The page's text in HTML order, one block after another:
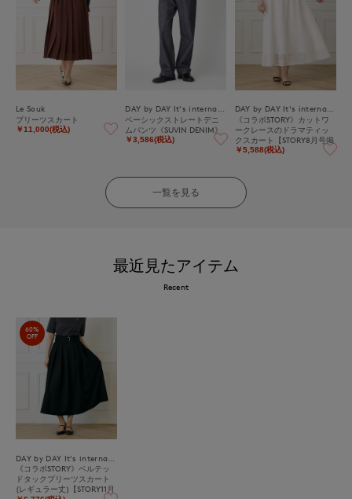
Le Souk
プリーツスカート
￥11,000(税込)
ベーシックストレートデニ
ムパンツ《SUVIN DENIM》
￥3,586(税込)
《コラボSTORY》カットワ
ークレースのドラマティッ
クスカート【STORY8月号掲
載】
￥5,588(税込)
一覧を見る
最近見たアイテム
Recent
60%
OFF
《コラボSTORY》ベルテッ
ドタックプリーツスカート
(レギュラー丈)【STORY11月